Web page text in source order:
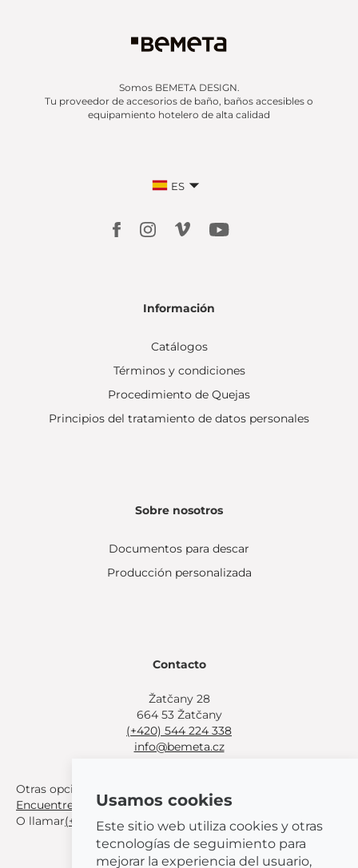
Somos BEMETA DESIGN.
Tu proveedor de accesorios de baño, baños accesibles o
equipamiento hotelero de alta calidad
ES
Información
Catálogos
Términos y condiciones
Procedimiento de Quejas
Principios del tratamiento de datos personales
Sobre nosotros
Documentos para descar
Producción personalizada
Contacto
Žatčany 28
664 53 Žatčany
(+420) 544 224 338
info@bemeta.cz
Otras opciones de compra:
Encuentre un distribuidor cerca de usted
O llamar(+420) 544 224 338.
Usamos cookies
Este sitio web utiliza cookies y otras
tecnologías de seguimiento para
mejorar la experiencia del usuario,